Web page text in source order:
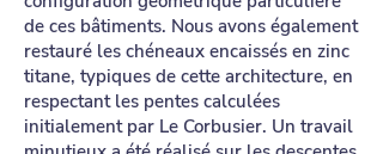
de ces bâtiments. Nous avons également
restauré les chéneaux encaissés en zinc
titane, typiques de cette architecture, en
respectant les pentes calculées
initialement par Le Corbusier. Un travail